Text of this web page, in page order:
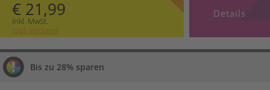
€ 21,99
inkl. MwSt.
zzgl. Versand
Details
Bis zu 28% sparen